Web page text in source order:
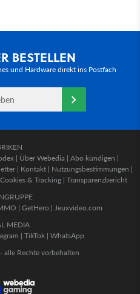
BESTELLEN
und Hardware direkt ins Postfach
| Über Webedia | Abo kündigen |
| Kontakt | Nutzungsbestimmungen |
Cookies & Tracking | Transparenzbericht
| GetHero | Jeuxvideo.com
MEDIA
| TikTok | WhatsApp
Rechte vorbehalten